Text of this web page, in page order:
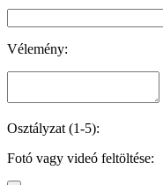
Vélemény:
Osztályzat (1-5):
Fotó vagy videó feltöltése: